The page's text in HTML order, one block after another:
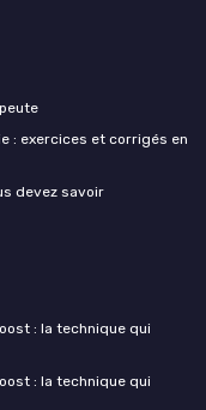
: exercices et corrigés en
devez savoir
: la technique qui
: la technique qui